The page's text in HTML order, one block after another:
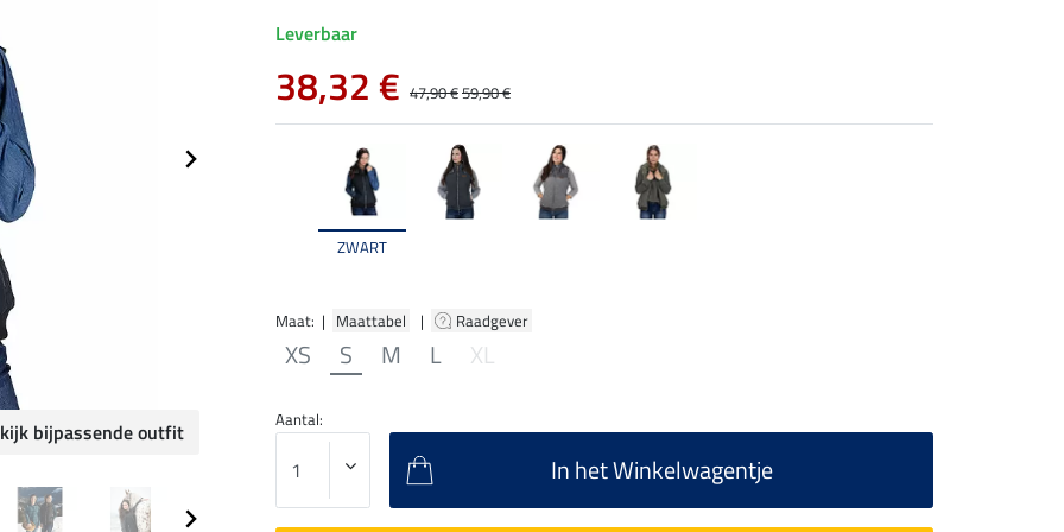
bijpassende outfit
ZWART
Maat: | Maattabel | Raadgever
XS S M L XL
Leverbaar
38,32 € 47,90 €59,90 €
Aantal:
In het Winkelwagentje